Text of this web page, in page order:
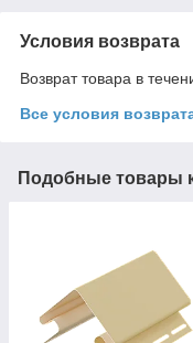
Условия возврата
Возврат товара в
Все условия
Подобные товары